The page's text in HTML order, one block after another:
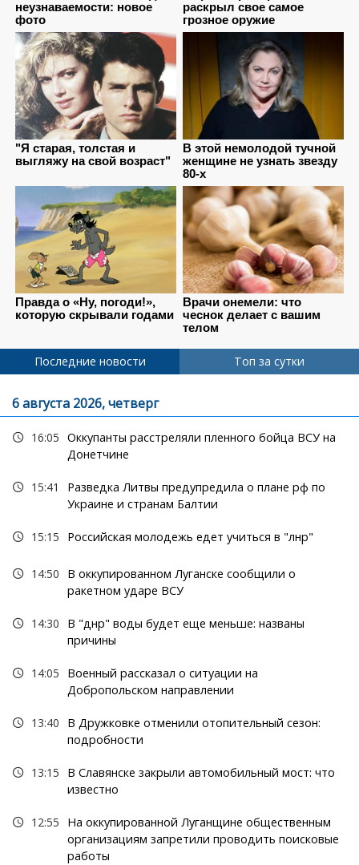
Последние новости Топ за сутки
6 августа 2026, четверг
16:05 Оккупанты расстреляли пленного бойца ВСУ на
Донетчине
15:41
Разведка Литвы предупредила о плане рф по
Украине и странам Балтии
15:15 Российская молодежь едет учиться в "лнр"
14:50
В оккупированном Луганске сообщили о
ракетном ударе ВСУ
14:30
В "днр" воды будет еще меньше: названы
причины
14:05
Военный рассказал о ситуации на
Добропольском направлении
13:40
В Дружковке отменили отопительный сезон:
подробности
13:15
В Славянске закрыли автомобильный мост: что
известно
12:55
На оккупированной Луганщине общественным
организациям запретили проводить поисковые
работы